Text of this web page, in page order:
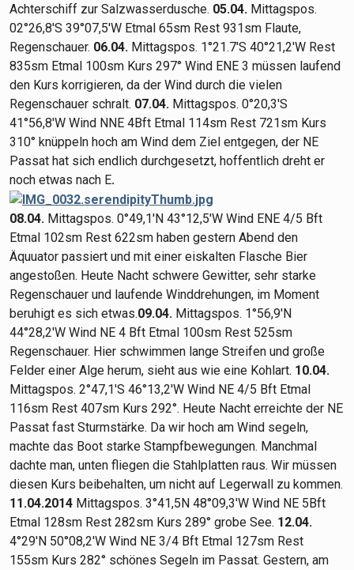
Achterschiff zur Salzwasserdusche. 05.04. Mittagspos.
02°26,8'S 39°07,5'W Etmal 65sm Rest 931sm Flaute,
Regenschauer. 06.04. Mittagspos. 1°21.7'S 40°21,2'W Rest
835sm Etmal 100sm Kurs 297° Wind ENE 3 müssen laufend
den Kurs korrigieren, da der Wind durch die vielen
Regenschauer schralt. 07.04. Mittagspos. 0°20,3'S
41°56,8'W Wind NNE 4Bft Etmal 114sm Rest 721sm Kurs
310° knüppeln hoch am Wind dem Ziel entgegen, der NE
Passat hat sich endlich durchgesetzt, hoffentlich dreht er
noch etwas nach E.
08.04. Mittagspos. 0°49,1'N 43°12,5'W Wind ENE 4/5 Bft
Etmal 102sm Rest 622sm haben gestern Abend den
Äquuator passiert und mit einer eiskalten Flasche Bier
angestoßen. Heute Nacht schwere Gewitter, sehr starke
Regenschauer und laufende Winddrehungen, im Moment
beruhigt es sich etwas.09.04. Mittagspos. 1°56,9'N
44°28,2'W Wind NE 4 Bft Etmal 100sm Rest 525sm
Regenschauer. Hier schwimmen lange Streifen und große
Felder einer Alge herum, sieht aus wie eine Kohlart. 10.04.
Mittagspos. 2°47,1'S 46°13,2'W Wind NE 4/5 Bft Etmal
116sm Rest 407sm Kurs 292°. Heute Nacht erreichte der NE
Passat fast Sturmstärke. Da wir hoch am Wind segeln,
machte das Boot starke Stampfbewegungen. Manchmal
dachte man, unten fliegen die Stahlplatten raus. Wir müssen
diesen Kurs beibehalten, um nicht auf Legerwall zu kommen.
11.04.2014 Mittagspos. 3°41,5N 48°09,3'W Wind NE 5Bft
Etmal 128sm Rest 282sm Kurs 289° grobe See. 12.04.
4°29'N 50°08,2'W Wind NE 3/4 Bft Etmal 127sm Rest
155sm Kurs 282° schönes Segeln im Passat. Gestern, am